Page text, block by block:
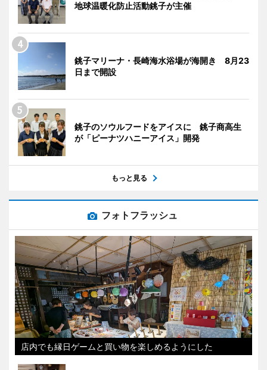
地球温暖化防止活動銚子が主催
銚子マリーナ・長崎海水浴場が海開き 8月23
日まで開設
銚子のソウルフードをアイスに 銚子商高生
が「ピーナツハニーアイス」開発
もっと見る
フォトフラッシュ
店内でも縁日ゲームと買い物を楽しめるようにした